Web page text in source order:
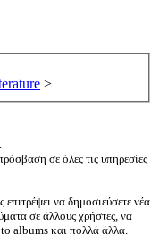
>
.
σε όλες τις υπηρεσίες
να δημοσιεύσετε νέα
σε άλλους χρήστες, να
albums και πολλά άλλα.